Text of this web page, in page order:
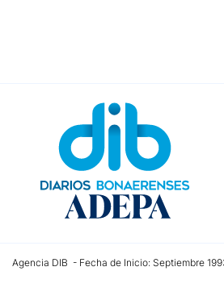
Agencia DIB - Fecha de Inicio: Septiembre